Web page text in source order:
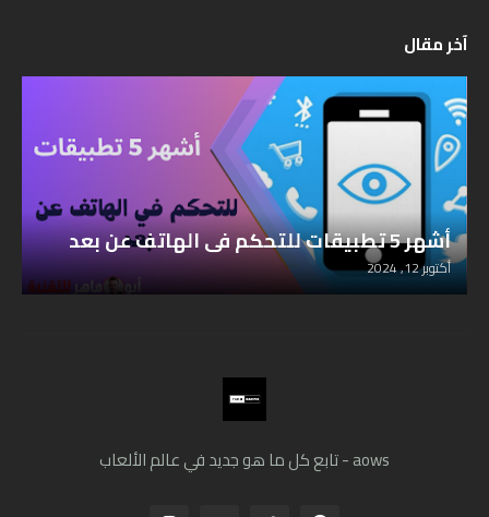
آخر مقال
أشهر 5 تطبيقات للتحكم في الهاتف عن بعد
أكتوبر 12, 2024
aows - تابع كل ما هو جديد في عالم الألعاب